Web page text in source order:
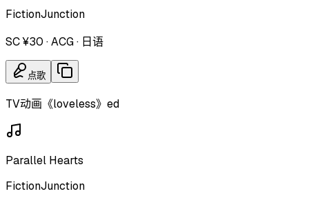
FictionJunction
SC ¥30 ·ACG· 日语
点歌
TV动画《loveless》ed
Parallel Hearts
FictionJunction